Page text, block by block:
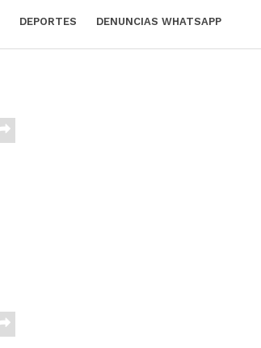
DEPORTES DENUNCIAS WHATSAPP